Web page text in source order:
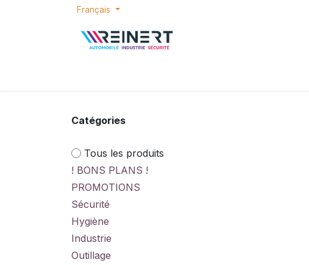
Se rendre au contenu
Français
Catégories
Tous les produits
! BONS PLANS !
PROMOTIONS
Sécurité
Hygiène
Industrie
Outillage